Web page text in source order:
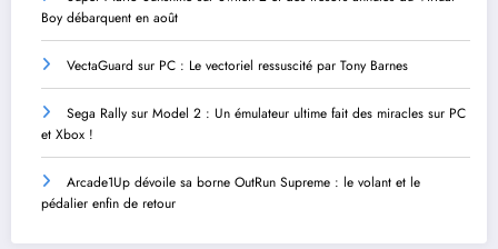
Boy débarquent en août
VectaGuard sur PC : Le vectoriel ressuscité par Tony Barnes
Sega Rally sur Model 2 : Un émulateur ultime fait des miracles sur PC
et Xbox !
Arcade1Up dévoile sa borne OutRun Supreme : le volant et le
pédalier enfin de retour